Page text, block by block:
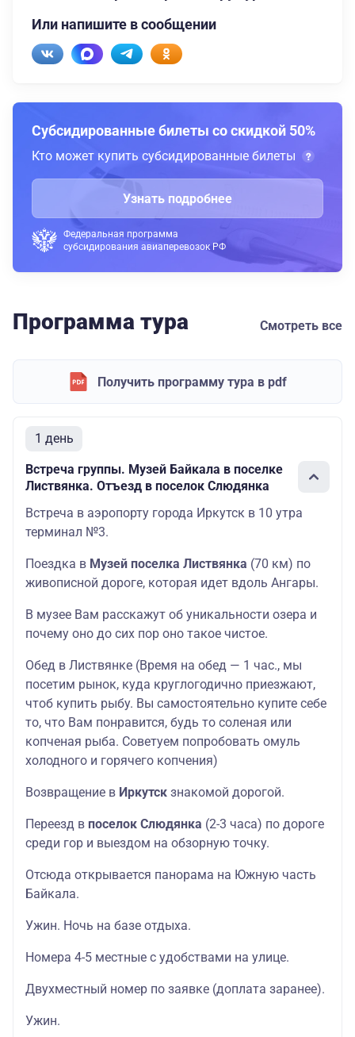
Или напишите в сообщении
Субсидированные билеты со скидкой 50%
Кто может купить субсидированные билеты
Узнать подробнее
Федеральная программа
субсидирования авиаперевозок РФ
Программа тура Смотреть все
Получить программу тура в pdf
1 день
Встреча группы. Музей Байкала в поселке
Листвянка. Отъезд в поселок Слюдянка
Встреча в аэропорту города Иркутск в 10 утра
терминал №3.
Поездка в Музей поселка Листвянка (70 км) по
живописной дороге, которая идет вдоль Ангары.
В музее Вам расскажут об уникальности озера и
почему оно до сих пор оно такое чистое.
Обед в Листвянке (Время на обед — 1 час., мы
посетим рынок, куда круглогодично приезжают,
чтоб купить рыбу. Вы самостоятельно купите себе
то, что Вам понравится, будь то соленая или
копченая рыба. Советуем попробовать омуль
холодного и горячего копчения)
Возвращение в Иркутск знакомой дорогой.
Переезд в поселок Слюдянка (2-3 часа) по дороге
среди гор и выездом на обзорную точку.
Отсюда открывается панорама на Южную часть
Байкала.
Ужин. Ночь на базе отдыха.
Номера 4-5 местные с удобствами на улице.
Двухместный номер по заявке (доплата заранее).
Ужин.